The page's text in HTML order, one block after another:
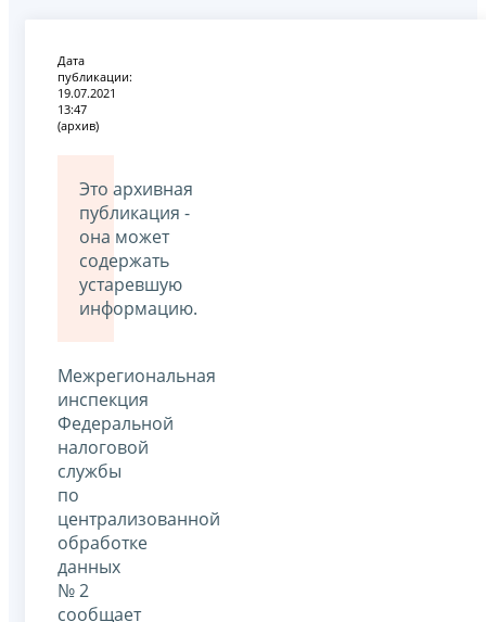
Дата
публикации:
19.07.2021
13:47
(архив)
Это архивная
публикация -
она может
содержать
устаревшую
информацию.
Межрегиональная
инспекция
Федеральной
налоговой
службы
по
централизованной
обработке
данных
№ 2
сообщает